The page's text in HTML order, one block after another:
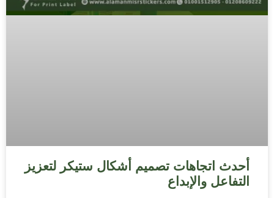
أحدث اتجاهات تصميم أشكال ستيكر لتعزيز
التفاعل والإبداع